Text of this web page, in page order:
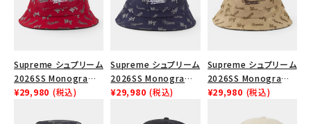
Supreme シュプリーム
2026SS Monogram
Crusher Hat モノグラ
¥29,980 (税込)
Supreme シュプリーム
2026SS Monogram
Crusher Hat モノグラ
¥29,980 (税込)
Supreme シュプリーム
2026SS Monogram
Crusher Hat モノグラ
¥29,980 (税込)